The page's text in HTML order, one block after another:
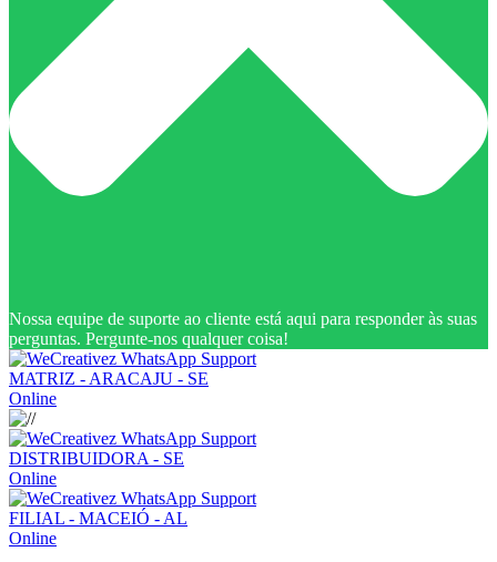
Nossa equipe de suporte ao cliente está aqui para responder às suas
perguntas. Pergunte-nos qualquer coisa!
MATRIZ - ARACAJU - SE
Online
DISTRIBUIDORA - SE
Online
FILIAL - MACEIÓ - AL
Online